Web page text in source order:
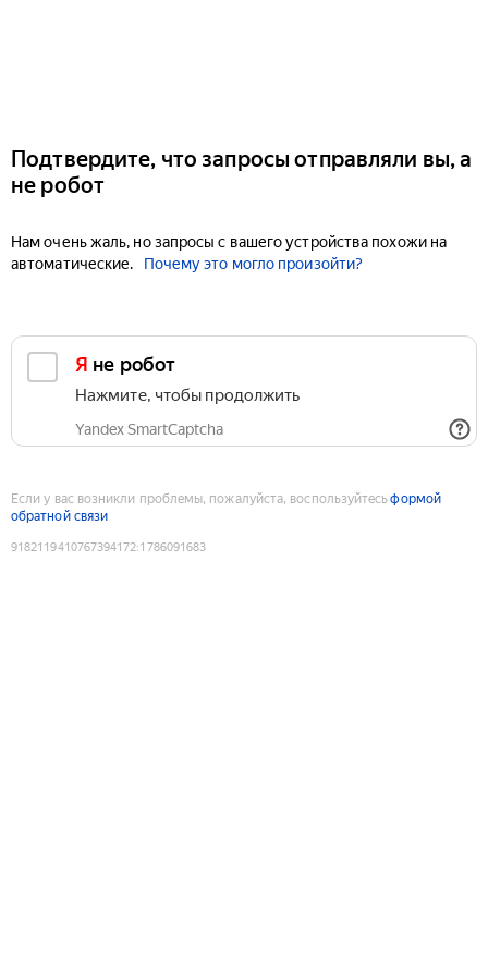
Подтвердите, что запросы отправляли вы, а
не робот
Нам очень жаль, но запросы с вашего устройства похожи на
автоматические.
Почему это могло произойти?
Я не робот
Нажмите, чтобы продолжить
Yandex SmartCaptcha
Если у вас возникли проблемы, пожалуйста, воспользуйтесьформой
обратной связи
9182119410767394172:1786091683